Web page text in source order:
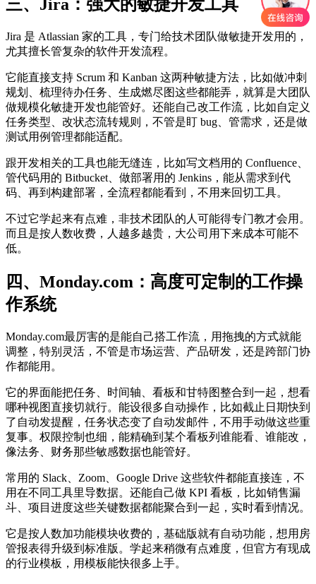
三、Jira：强大的敏捷开发工具
Jira 是 Atlassian 家的工具，专门给技术团队做敏捷开发用的，
尤其擅长管复杂的软件开发流程。
它能直接支持 Scrum 和 Kanban 这两种敏捷方法，比如做冲刺
规划、梳理待办任务、生成燃尽图这些都能弄，就算是大团队
做规模化敏捷开发也能管好。还能自己改工作流，比如自定义
任务类型、改状态流转规则，不管是盯 bug、管需求，还是做
测试用例管理都能适配。
跟开发相关的工具也能无缝连，比如写文档用的 Confluence、
管代码用的 Bitbucket、做部署用的 Jenkins，能从需求到代
码、再到构建部署，全流程都能看到，不用来回切工具。
不过它学起来有点难，非技术团队的人可能得专门教才会用。
而且是按人数收费，人越多越贵，大公司用下来成本可能不
低。
四、Monday.com：高度可定制的工作操
作系统
Monday.com最厉害的是能自己搭工作流，用拖拽的方式就能
调整，特别灵活，不管是市场运营、产品研发，还是跨部门协
作都能用。
它的界面能把任务、时间轴、看板和甘特图整合到一起，想看
哪种视图直接切就行。能设很多自动操作，比如截止日期快到
了自动发提醒，任务状态变了自动发邮件，不用手动做这些重
复事。权限控制也细，能精确到某个看板列谁能看、谁能改，
像法务、财务那些敏感数据也能管好。
常用的 Slack、Zoom、Google Drive 这些软件都能直接连，不
用在不同工具里导数据。还能自己做 KPI 看板，比如销售漏
斗、项目进度这些关键数据都能聚合到一起，实时看到情况。
它是按人数加功能模块收费的，基础版就有自动功能，想用房
管报表得升级到标准版。学起来稍微有点难度，但官方有现成
的行业模板，用模板能快很多上手。